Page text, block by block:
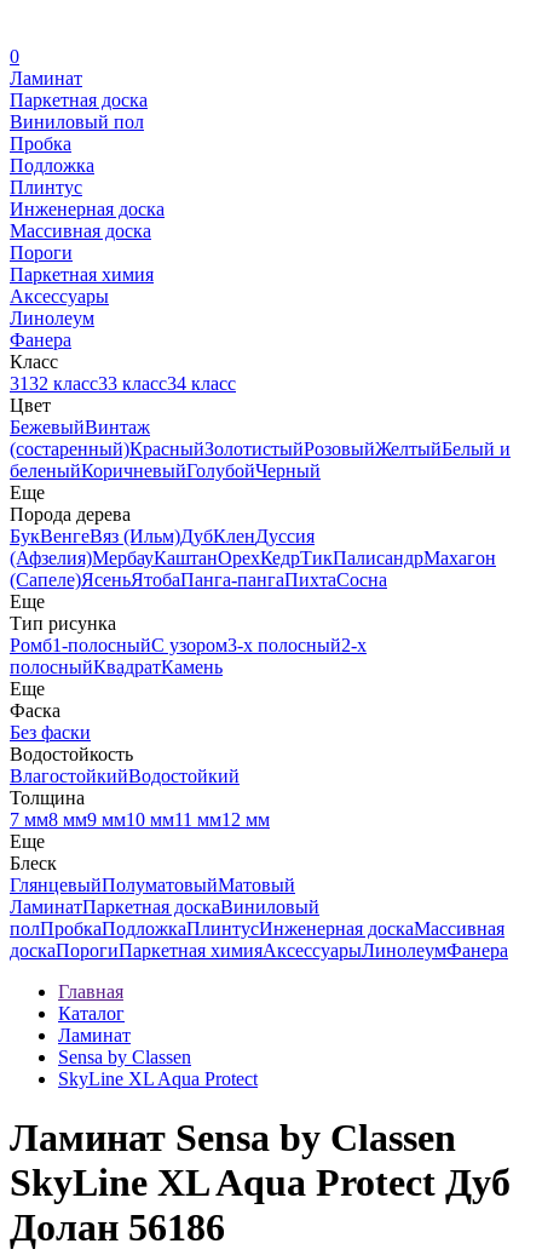
0
Ламинат
Паркетная доска
Виниловый пол
Пробка
Подложка
Плинтус
Инженерная доска
Массивная доска
Пороги
Паркетная химия
Аксессуары
Линолеум
Фанера
Класс
3132 класс33 класс34 класс
Цвет
БежевыйВинтаж
(состаренный)КрасныйЗолотистыйРозовыйЖелтыйБелый и
беленыйКоричневыйГолубойЧерный
Еще
Порода дерева
БукВенгеВяз (Ильм)ДубКленДуссия
(Афзелия)МербауКаштанОрехКедрТикПалисандрМахагон
(Сапеле)ЯсеньЯтобаПанга-пангаПихтаСосна
Еще
Тип рисунка
Ромб1-полосныйС узором3-х полосный2-х
полосныйКвадратКамень
Еще
Фаска
Без фаски
Водостойкость
ВлагостойкийВодостойкий
Толщина
7 мм8 мм9 мм10 мм11 мм12 мм
Еще
Блеск
ГлянцевыйПолуматовыйМатовый
ЛаминатПаркетная доскаВиниловый
полПробкаПодложкаПлинтусИнженерная доскаМассивная
доскаПорогиПаркетная химияАксессуарыЛинолеумФанера
Главная
Каталог
Ламинат
Sensa by Classen
SkyLine XL Aqua Protect
Ламинат Sensa by Classen
SkyLine XL Aqua Protect Дуб
Долан 56186